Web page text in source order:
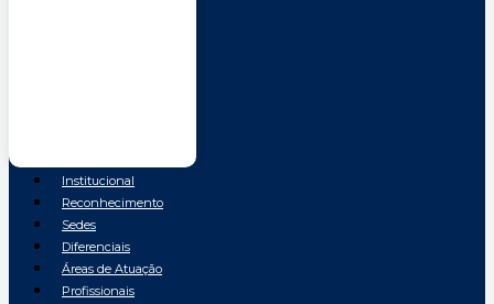
Institucional
Reconhecimento
Sedes
Diferenciais
Áreas de Atuação
Profissionais